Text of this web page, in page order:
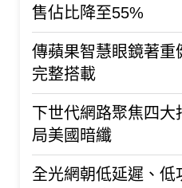
售佔比降至55%
傳蘋果智慧眼鏡著
完整搭載
下世代網路聚焦四
局美國暗纖
全光網朝低延遲、